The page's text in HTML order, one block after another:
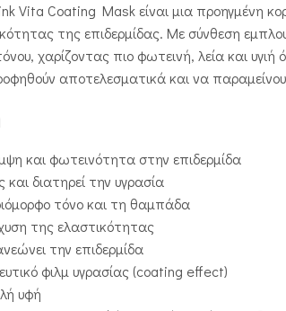
Vita Coating Mask είναι μια προηγμένη
της επιδερμίδας. Με σύνθεση
χαρίζοντας πιο φωτεινή, λεία και
αποτελεσματικά και να
και φωτεινότητα στην επιδερμίδα
διατηρεί την υγρασία
τόνο και τη θαμπάδα
της ελαστικότητας
την επιδερμίδα
φιλμ υγρασίας (coating effect)
υφή